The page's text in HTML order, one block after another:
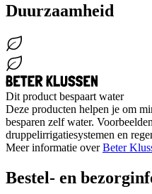
Duurzaamheid
Dit product bespaart water
Deze producten helpen je om
besparen zelf water.
druppelirrigatiesystemen en
Meer informatie overBeter
Bestel- en